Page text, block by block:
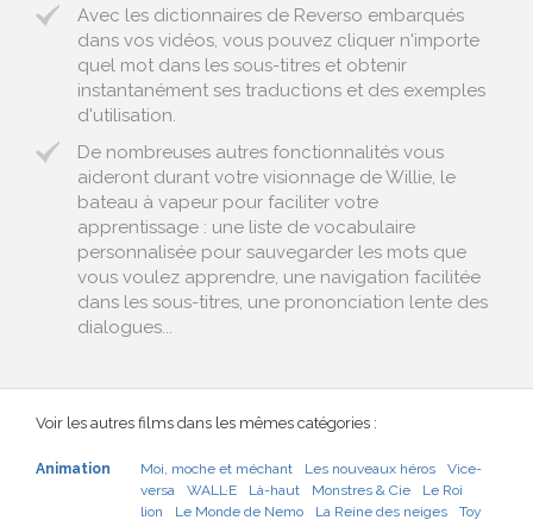
Avec les dictionnaires de Reverso embarqués
dans vos vidéos, vous pouvez cliquer n'importe
quel mot dans les sous-titres et obtenir
instantanément ses traductions et des exemples
d'utilisation.
De nombreuses autres fonctionnalités vous
aideront durant votre visionnage de Willie, le
bateau à vapeur pour faciliter votre
apprentissage : une liste de vocabulaire
personnalisée pour sauvegarder les mots que
vous voulez apprendre, une navigation facilitée
dans les sous-titres, une prononciation lente des
dialogues...
Voir les autres films dans les mêmes catégories :
Animation Moi, moche et méchant Les nouveaux héros
Vice-
versa
WALL·E Là-haut Monstres & Cie
Le Roi
lion
Le Monde de Nemo La Reine des neiges Toy